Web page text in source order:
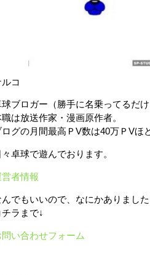
コ
球ブロガー（勝手に名乗ってるだけ
は放送作家・漫画原作者。
ログの月間最高ＰV数は40万ＰVほ
々卓球で遊んでおります。
営者情報
んでもいいので、なにかありまし
チラまで↓
問い合わせフォーム